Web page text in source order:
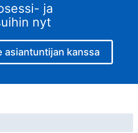
ja
nyt
asiantuntijan kanssa